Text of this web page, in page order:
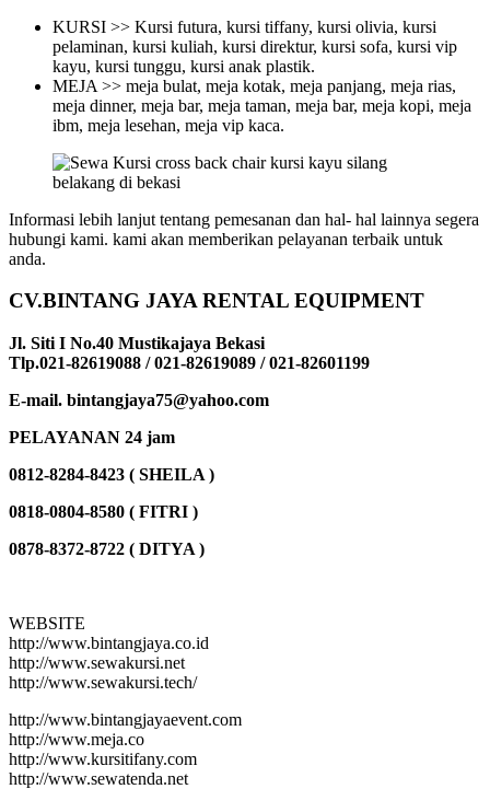
KURSI >> Kursi futura, kursi tiffany, kursi olivia, kursi
pelaminan, kursi kuliah, kursi direktur, kursi sofa, kursi vip
kayu, kursi tunggu, kursi anak plastik.
MEJA >> meja bulat, meja kotak, meja panjang, meja rias,
meja dinner, meja bar, meja taman, meja bar, meja kopi, meja
ibm, meja lesehan, meja vip kaca.
Informasi lebih lanjut tentang pemesanan dan hal- hal lainnya segera
hubungi kami. kami akan memberikan pelayanan terbaik untuk
anda.
CV.BINTANG JAYA RENTAL EQUIPMENT
Jl. Siti I No.40 Mustikajaya Bekasi
Tlp.021-82619088 / 021-82619089 / 021-82601199
E-mail. bintangjaya75@yahoo.com
PELAYANAN 24 jam
0812-8284-8423 ( SHEILA )
0818-0804-8580 ( FITRI )
0878-8372-8722 ( DITYA )
WEBSITE
http://www.bintangjaya.co.id
http://www.sewakursi.net
http://www.sewakursi.tech/
http://www.bintangjayaevent.com
http://www.meja.co
http://www.kursitifany.com
http://www.sewatenda.net